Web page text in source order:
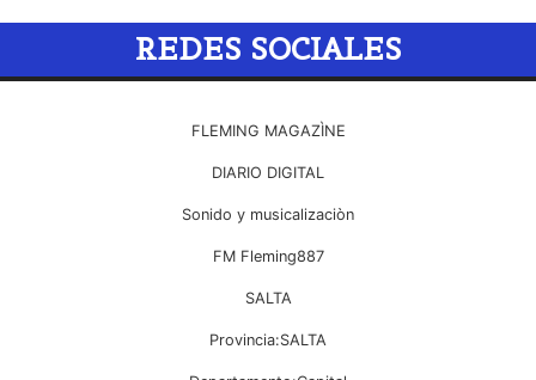
REDES SOCIALES
FLEMING MAGAZÌNE
DIARIO DIGITAL
Sonido y musicalizaciòn
FM Fleming887
SALTA
Provincia:SALTA